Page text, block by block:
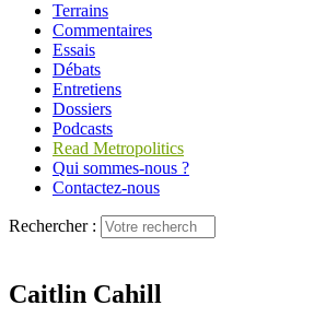
Terrains
Commentaires
Essais
Débats
Entretiens
Dossiers
Podcasts
Read Metropolitics
Qui sommes-nous ?
Contactez-nous
Rechercher :
Caitlin Cahill